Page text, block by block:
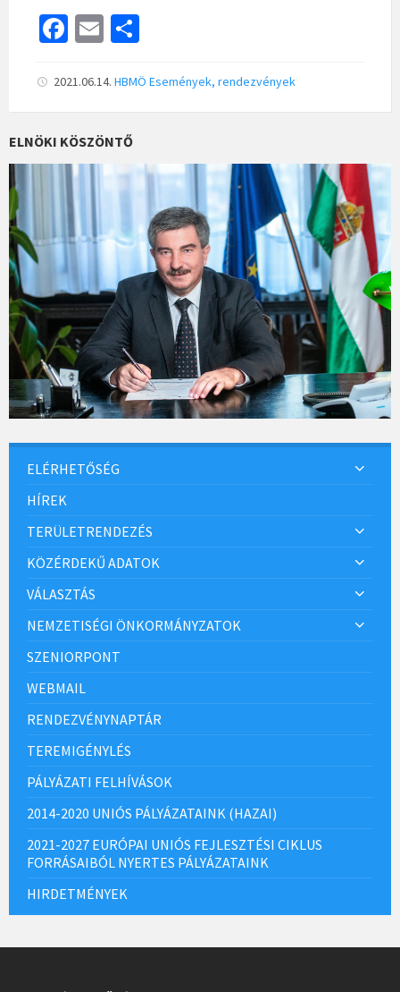
Fa
b
o
o
k
E
ai
l
ar
e
2021.06.14. HBMÖ Események, rendezvények
ELNÖKI KÖSZÖNTŐ
ELÉRHETŐSÉG
HÍREK
TERÜLETRENDEZÉS
KÖZÉRDEKŰ ADATOK
VÁLASZTÁS
NEMZETISÉGI ÖNKORMÁNYZATOK
SZENIORPONT
WEBMAIL
RENDEZVÉNYNAPTÁR
TEREMIGÉNYLÉS
PÁLYÁZATI FELHÍVÁSOK
2014-2020 UNIÓS PÁLYÁZATAINK (HAZAI)
2021-2027 EURÓPAI UNIÓS FEJLESZTÉSI CIKLUS
FORRÁSAIBÓL NYERTES PÁLYÁZATAINK
HIRDETMÉNYEK